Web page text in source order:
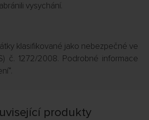
vysychání.
klasifikované jako nebezpečné ve
č. 1272/2008. Podrobné informace
produkty